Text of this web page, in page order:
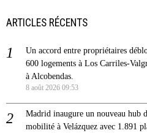
ARTICLES RÉCENTS
Un accord entre propriétaires
600 logements à Los Carriles-
à Alcobendas.
8 août 2026 09:53
Madrid inaugure un nouveau hub
mobilité à Velázquez avec 1.891